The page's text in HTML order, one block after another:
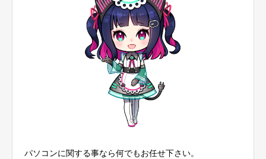
パソコンに関する事なら何でもお任せ下さい。